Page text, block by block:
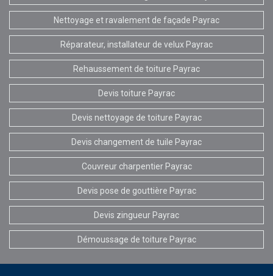
Nettoyage et ravalement de façade Payrac
Réparateur, installateur de velux Payrac
Rehaussement de toiture Payrac
Devis toiture Payrac
Devis nettoyage de toiture Payrac
Devis changement de tuile Payrac
Couvreur charpentier Payrac
Devis pose de gouttière Payrac
Devis zingueur Payrac
Démoussage de toiture Payrac